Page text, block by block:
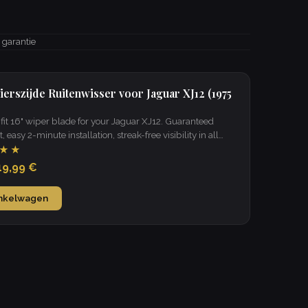
garantie
Ruitenwisser voor Jaguar XJ12 (1975
16" wiper blade for your Jaguar XJ12. Guaranteed
easy 2-minute installation, streak-free visibility in all
€